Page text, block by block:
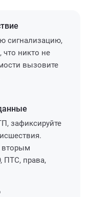
сигнализацию,
что никто не
вызовите
зафиксируйте
вторым
ПТС, права,